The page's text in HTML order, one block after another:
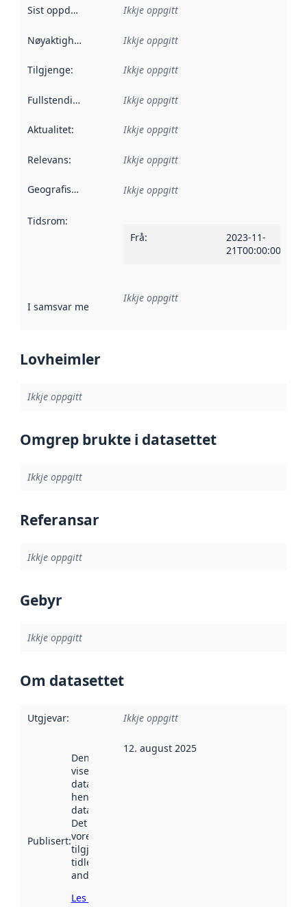
Sist oppdatert Ikkje oppgitt
Nøyaktigheit Ikkje oppgitt
Tilgjenge: Ikkje oppgitt
Fullstendigheit Ikkje oppgitt
Aktualitet: Ikkje oppgitt
Relevans: Ikkje oppgitt
Geografisk område Ikkje oppgitt
Tidsrom:
Frå:
2023-11-
21T00:00:00Z
I samsvar med Referanse til ei implementeringsregel eller
Ikkje oppgitt
Lovheimler
Ikkje oppgitt
Omgrep brukte i datasettet
Ikkje oppgitt
Referansar
Ikkje oppgitt
Gebyr
Ikkje oppgitt
Om datasettet
Utgjevar: Ikkje oppgitt
Publisert:
Denne datoen
viser når
datasettet vart
henta inn av
data.norge.no.
Det kan ha
vore
tilgjengeleg
tidlegare
andre stader.
Les meir om
12. august 2025